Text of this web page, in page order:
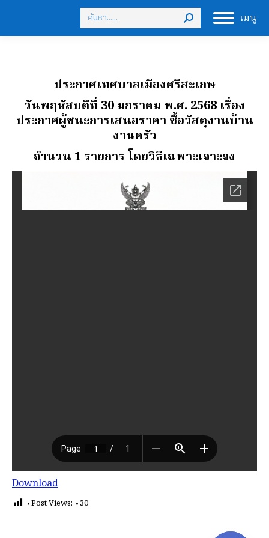
เมนู
Search:
ประกาศเทศบาลเมืองศรีสะเกษ
วันพฤหัสบดีที่ 30 มกราคม พ.ศ. 2568 เรื่อง
ประกาศผู้ชนะการเสนอราคา ซื้อวัสดุงานบ้าน
งานครัว
จํานวน 1 รายการโดยวิธีเฉพาะเจาะจง
Download
Post Views: 30